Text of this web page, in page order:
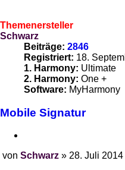
Themenersteller
Schwarz
Beiträge: 2846
Registriert: 18.
1. Harmony: Ultimate
2. Harmony: One +
Software: MyHarmony
Mobile Signatur
von Schwarz » 28. Juli